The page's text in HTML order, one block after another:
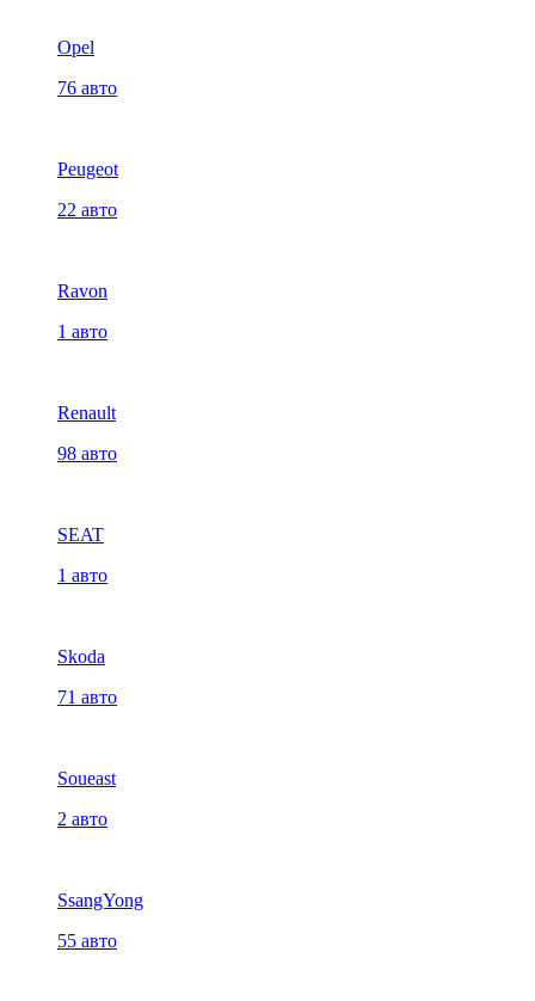
Opel
76 авто
Peugeot
22 авто
Ravon
1 авто
Renault
98 авто
SEAT
1 авто
Skoda
71 авто
Soueast
2 авто
SsangYong
55 авто